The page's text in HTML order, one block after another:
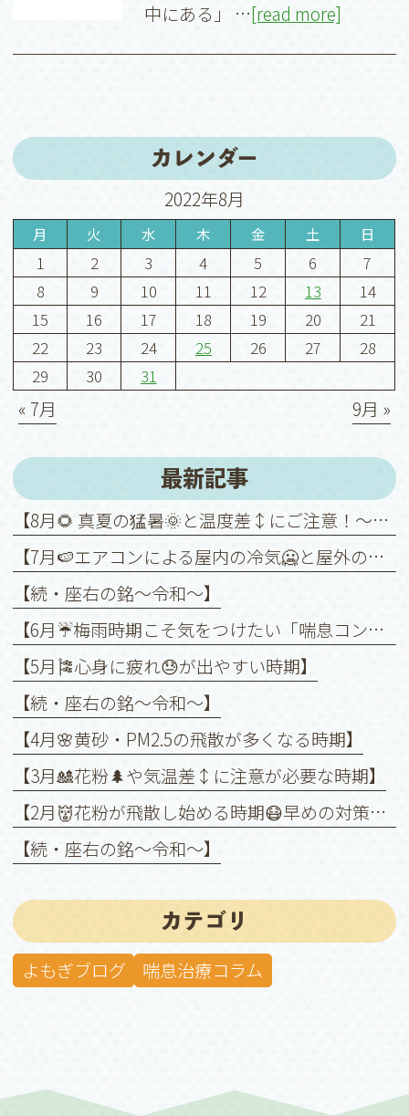
中にある」 …[read more]
カレンダー
2022年8月
月 火 水 木 金 土 日
1 2 3 4 5 6
7
8
9 10 11 12 13
14
15
16 17 18 19 20
21
22
23 24 25 26 27
28
29
30 31
« 7月 9月 »
最新記事
【8月🌻 真夏の猛暑🌞と温度差↕️にご注意！～喘息を悪化させないために～】
【7月🍉エアコンによる屋内の冷気🥶と屋外の暑さ🥵との温度差↕️に注意！】
【続・座右の銘〜令和〜】
【6月☔️梅雨時期こそ気をつけたい「喘息コントロール」】
【5月🎏心身に疲れ😓が出やすい時期】
【続・座右の銘〜令和〜】
【4月🌸黄砂・PM2.5の飛散が多くなる時期】
【3月🎎花粉🌲や気温差↕️に注意が必要な時期】
【2月👹花粉が飛散し始める時期😷早めの対策を❗️】
【続・座右の銘〜令和〜】
カテゴリ
よもぎブログ 喘息治療コラム